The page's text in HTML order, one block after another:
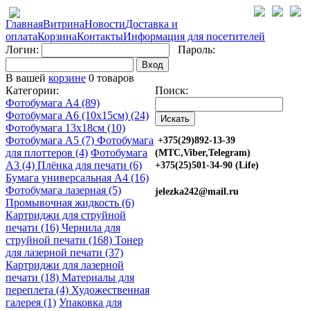
ГлавнаяВитринаНовостиДоставка и
оплатаКорзинаКонтактыИнформация для посетителей
Логин:
Пароль:
Вход
В вашей корзине 0 товаров
Категории:
Фотобумага A4 (89)
Фотобумага A6 (10х15см) (24)
Фотобумага 13х18см (10)
Фотобумага A5 (7) Фотобумага
для плоттеров (4) Фотобумага
A3 (4) Плёнка для печати (6)
Бумага универсальная A4 (16)
Фотобумага лазерная (5)
Промывочная жидкость (6)
Картриджи для струйной
печати (16) Чернила для
струйной печати (168) Тонер
для лазерной печати (37)
Картриджи для лазерной
печати (18) Материалы для
переплета (4) Художественная
галерея (1) Упаковка для
Поиск:
+375(29)892-13-39
(МТС,Viber,Telegram)
+375(25)501-34-90 (Life)
jelezka242@mail.ru